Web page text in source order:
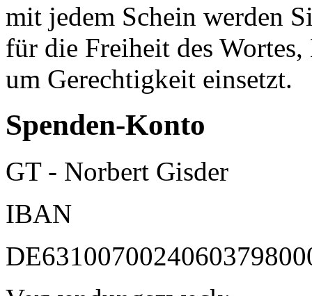
mit jedem Schein werden
für die Freiheit des
um Gerechtigkeit einsetzt.
Spenden-Konto
GT - Norbert Gisder
IBAN